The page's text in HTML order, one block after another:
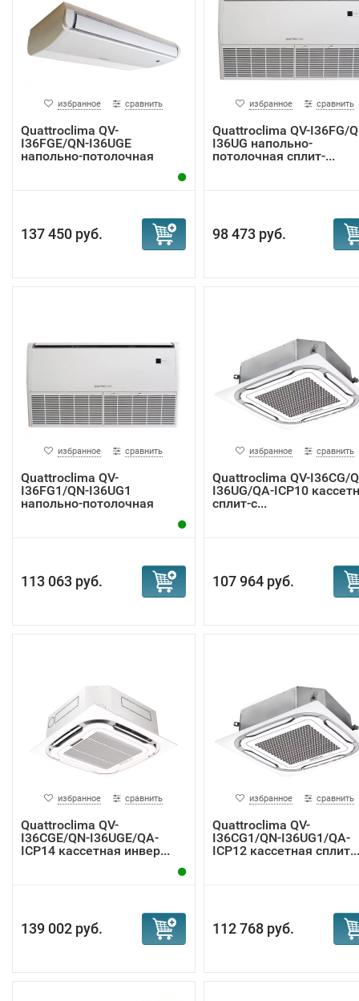
избранное сравнить
Quattroclima QV-
I36FGE/QN-I36UGE
напольно-потолочная
137 450 руб.
избранное сравнить
Quattroclima QV-I36FG/
I36UG напольно-
потолочная сплит-...
98 473 руб.
избранное сравнить
Quattroclima QV-
I36FG1/QN-I36UG1
напольно-потолочная
113 063 руб.
избранное сравнить
Quattroclima QV-I36CG/
I36UG/QA-ICP10
сплит-с...
107 964 руб.
избранное сравнить
Quattroclima QV-
I36CGE/QN-I36UGE/QA-
ICP14 кассетная инвер...
139 002 руб.
избранное сравнить
Quattroclima QV-
I36CG1/QN-I36UG1/QA-
ICP12 кассетная сплит...
112 768 руб.